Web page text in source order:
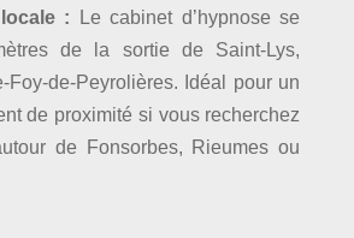
: Le cabinet d’hypnose se
de la sortie de Saint-Lys,
Foy-de-Peyrolières. Idéal pour un
de proximité si vous recherchez
de Fonsorbes, Rieumes ou